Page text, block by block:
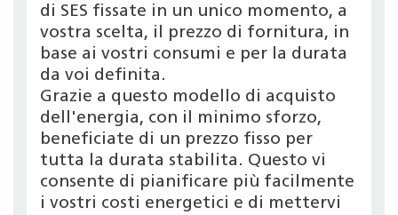
di SES fissate in un unico momento, a
vostra scelta, il prezzo di fornitura, in
base ai vostri consumi e per la durata
da voi definita.
Grazie a questo modello di acquisto
dell'energia, con il minimo sforzo,
beneficiate di un prezzo fisso per
tutta la durata stabilita. Questo vi
consente di pianificare più facilmente
i vostri costi energetici e di mettervi